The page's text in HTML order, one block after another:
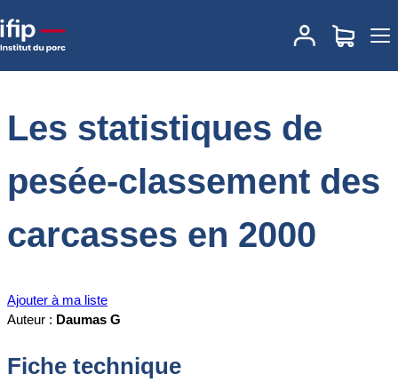
Accueil
Les statistiques de pesée-classement
des carcasses en 2000
Les statistiques de
pesée-classement des
carcasses en 2000
Ajouter à ma liste
Auteur : Daumas G
Fiche technique